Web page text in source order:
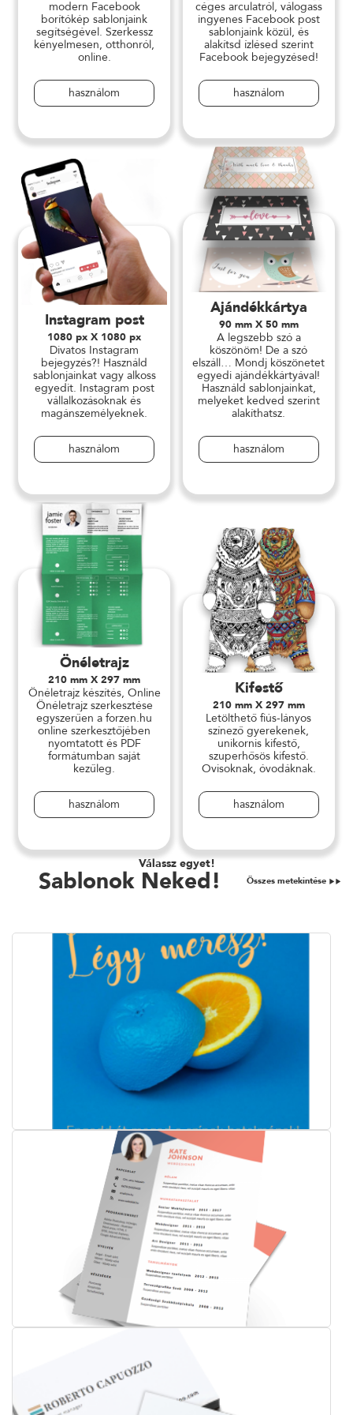
modern Facebook
borítókép sablonjaink
segítségével. Szerkessz
kényelmesen, otthonról,
online.
használom
céges arculatról, válogass
ingyenes Facebook post
sablonjaink közül, és
alakítsd ízlésed szerint
Facebook bejegyzésed!
használom
Instagram post
1080 px X 1080 px
Divatos Instagram
bejegyzés?! Használd
sablonjainkat vagy alkoss
egyedit. Instagram post
vállalkozásoknak és
magánszemélyeknek.
használom
Ajándékkártya
90 mm X 50 mm
A legszebb szó a
köszönöm! De a szó
elszáll… Mondj köszönetet
egyedi ajándékkártyával!
Használd sablonjainkat,
melyeket kedved szerint
alakíthatsz.
használom
Önéletrajz
210 mm X 297 mm
Önéletrajz készítés, Online
Önéletrajz szerkesztése
egyszerűen a forzen.hu
online szerkesztőjében
nyomtatott és PDF
formátumban saját
kezűleg.
használom
Kifestő
210 mm X 297 mm
Letölthető fiús-lányos
színező gyerekenek,
unikornis kifestő,
szuperhősös kifestő.
Ovisoknak, óvodáknak.
használom
Válassz egyet!
Sablonok Neked! Összes metekintése